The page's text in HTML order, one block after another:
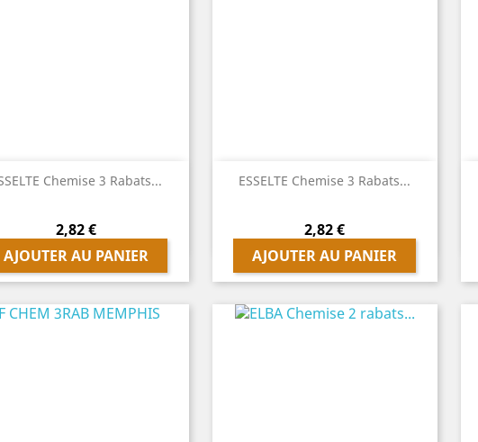
Chemise 3 Rabats...
Prix
2,82 €
AJOUTER AU PANIER
 Aperçu rapide ESSELTE Chemise 3 Rabats...
Prix
2,82 €
AJOUTER AU PANIER
 Aperçu rapide